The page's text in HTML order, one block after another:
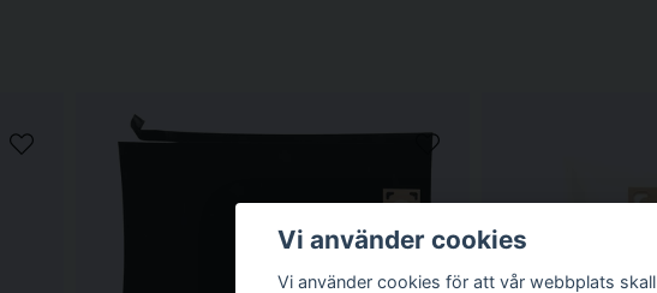
Vi använder cookies
Vi använder cookies för att vår webbplats skall